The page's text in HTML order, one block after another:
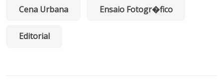
Cena Urbana Ensaio Fotogr�fico
Editorial